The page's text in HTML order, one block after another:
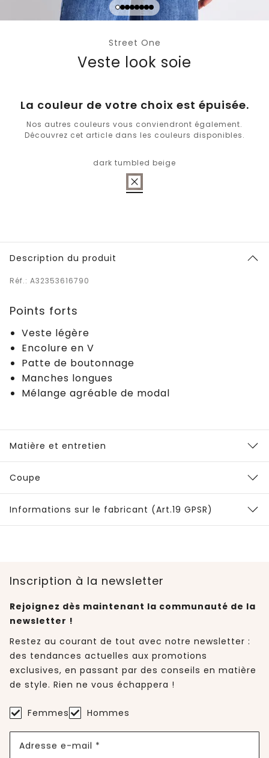
Street One
Veste look soie
La couleur de votre choix est épuisée.
Nos autres couleurs vous conviendront également.
Découvrez cet article dans les couleurs disponibles.
dark tumbled beige
Description du produit
Réf.: A32353616790
Points forts
Veste légère
Encolure en V
Patte de boutonnage
Manches longues
Mélange agréable de modal
Matière et entretien
Coupe
Informations sur le fabricant (Art.19 GPSR)
Inscription à la newsletter
Rejoignez dès maintenant la communauté de la
newsletter !
Restez au courant de tout avec notre newsletter :
des tendances actuelles aux promotions
exclusives, en passant par des conseils en matière
de style. Rien ne vous échappera !
Femmes Hommes
Adresse e-mail *